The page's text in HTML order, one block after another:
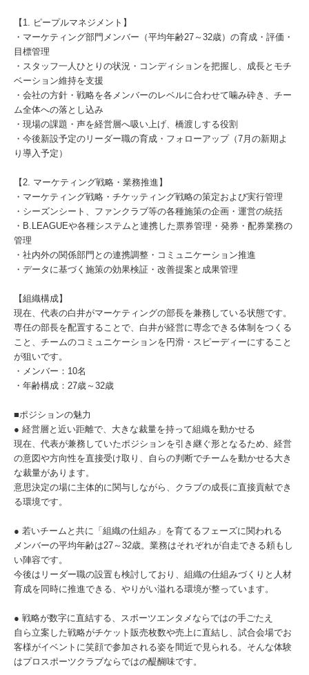
【1. ピープルマネジメント】
・マーケティング部門メンバー（平均年齢27～32歳）の育成・評価・
目標管理
・スタッフ一人ひとりの状況・コンディションを把握し、成長とモチ
ベーション維持を支援
・会社の方針・戦略を各メンバーのレベルに合わせて噛み砕き、チー
ム全体への落とし込み
・現場の課題・声を経営層へ吸い上げ、橋渡しする役割
・今後新設予定のリーダー職の育成・フォローアップ（7月の新期よ
り導入予定）
【2. マーケティング戦略・業務推進】
・マーケティング戦略・チケッティング戦略の策定および実行管理
・シーズンシート、ファンクラブ等の各種施策の企画・運営の統括
・B.LEAGUEや各種システムと連携した票券管理・発券・配券業務の
管理
・社内外の関係部門との連携調整・コミュニケーション推進
・データに基づく施策の効果検証・改善提案と成果管理
【組織構成】
現在、代表の白井がマーケティングの部長を兼務している状態です。
専任の部長を配置することで、白井が経営に専念できる体制をつくる
こと、チームのコミュニケーションを円滑・スピーディーにすること
が狙いです。
・メンバー：10名
・年齢構成：27歳～32歳
■ポジションの魅力
● 経営層と近い距離で、大きな裁量を持って組織を動かせる
現在、代表が兼務していたポジションを引き継ぐ形となるため、経営
の意図や方向性を直接受け取り、自らの判断でチームを動かせる大き
な裁量があります。
意思決定の場に主体的に関与しながら、クラブの成長に直接貢献でき
る環境です。
● 若いチームと共に「組織の仕組み」を育てるフェーズに関われる
メンバーの平均年齢は27～32歳。業務はそれぞれが自走できる頼もし
い陣容です。
今後はリーダー職の設置も検討しており、組織の仕組みづくりと人材
育成を同時に推進できる、やりがい溢れる環境が整っています。
● 戦略が数字に直結する、スポーツエンタメならではの手ごたえ
自ら立案した戦略がチケット販売枚数や売上に直結し、試合会場でお
客様がイベントに笑顔で参加される姿を間近で見られる。そんな体験
はプロスポーツクラブならではの醍醐味です。